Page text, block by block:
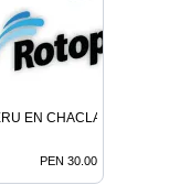
EN CHACLACAYO
PEN 30.00